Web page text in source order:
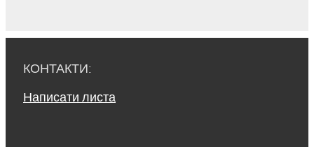
КОНТАКТИ:
Написати листа